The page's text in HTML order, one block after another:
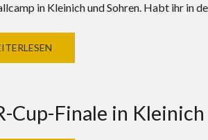
in Kleinich und Sohren. Habt ihr in
Cup-Finale in Kleinich